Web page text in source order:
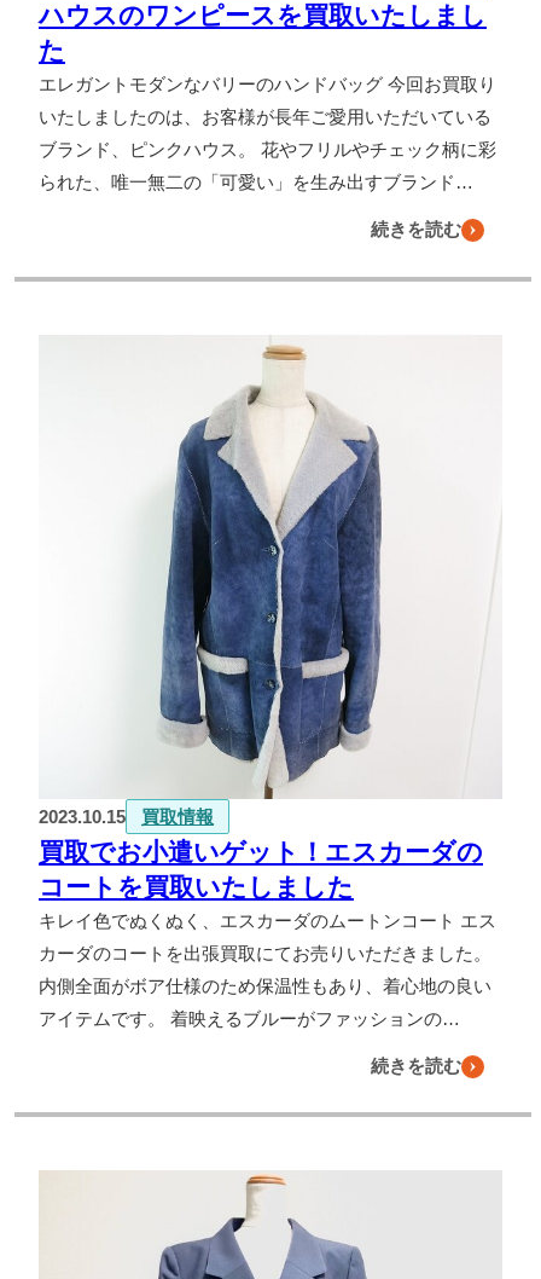
ハウスのワンピースを買取いたしまし
た
エレガントモダンなバリーのハンドバッグ 今回お買取り
いたしましたのは、お客様が長年ご愛用いただいている
ブランド、ピンクハウス。 花やフリルやチェック柄に彩
られた、唯一無二の「可愛い」を生み出すブランド…
続きを読む
2023.10.15 買取情報
買取でお小遣いゲット！エスカーダの
コートを買取いたしました
キレイ色でぬくぬく、エスカーダのムートンコート エス
カーダのコートを出張買取にてお売りいただきました。
内側全面がボア仕様のため保温性もあり、着心地の良い
アイテムです。 着映えるブルーがファッションの…
続きを読む